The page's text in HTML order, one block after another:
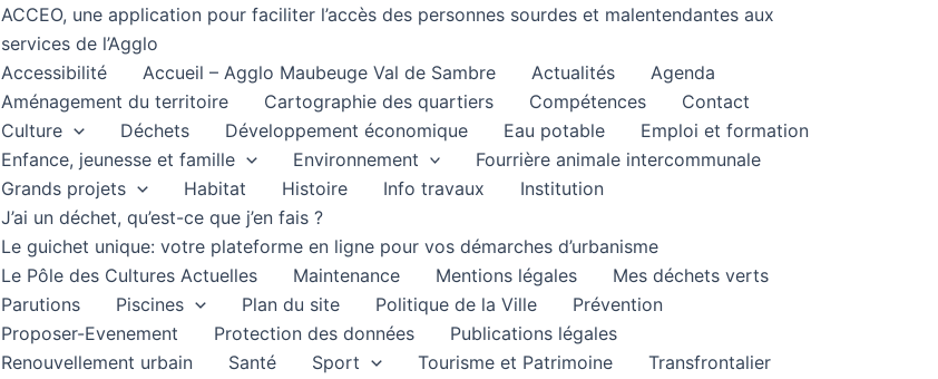
ACCEO, une application pour faciliter l’accès des personnes sourdes et malentendantes aux
services de l’Agglo
Accessibilité
Accueil – Agglo Maubeuge Val de Sambre Actualités
Agenda
Aménagement du territoire
Cartographie des quartiers Compétences
Contact
Culture
Déchets Développement économique Eau potable
Emploi et formation
Enfance, jeunesse et famille
Environnement
Fourrière animale intercommunale
Grands projets
Habitat Histoire Info travaux
Institution
J’ai un déchet, qu’est-ce que j’en fais ?
Le guichet unique: votre plateforme en ligne pour vos démarches d’urbanisme
Le Pôle des Cultures Actuelles
Maintenance Mentions légales
Mes déchets verts
Parutions
Piscines Plan du site Politique de la Ville
Prévention
Proposer-Evenement
Protection des données
Publications légales
Renouvellement urbain
Santé Sport Tourisme et Patrimoine
Transfrontalier